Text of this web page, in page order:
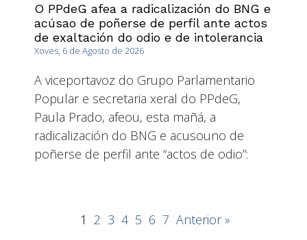
O PPdeG afea a radicalización do BNG e
acúsao de poñerse de perfil ante actos
de exaltación do odio e de intolerancia
Xoves, 6 de Agosto de 2026
A viceportavoz do Grupo Parlamentario
Popular e secretaria xeral do PPdeG,
Paula Prado, afeou, esta mañá, a
radicalización do BNG e acusouno de
poñerse de perfil ante “actos de odio”:
1 2 3 4 5 6 7 Anterior »